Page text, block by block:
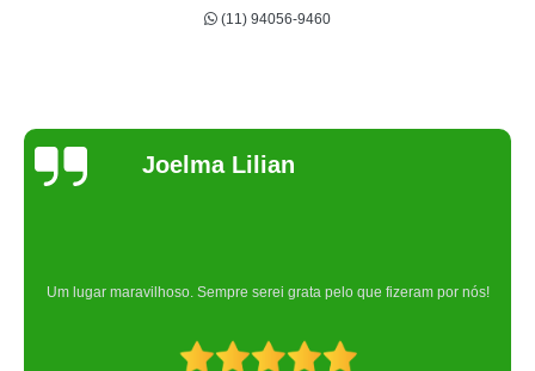
(11) 94056-9460
Joelma Lilian
Um lugar maravilhoso. Sempre serei grata pelo que fizeram por nós!